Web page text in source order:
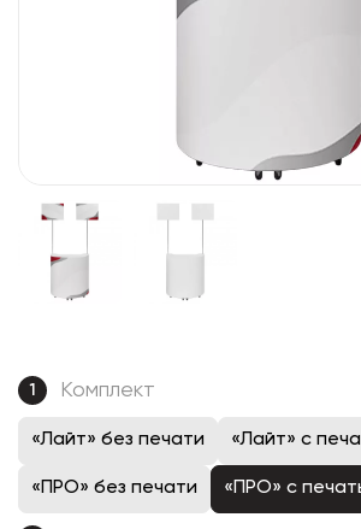
1 Комплект
«Лайт» без печати «Лайт» с
«ПРО» без печати «ПРО» с